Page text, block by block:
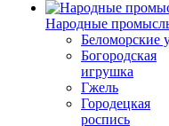
Народные
Беломорские
Богородская
игрушка
Гжель
Городецкая
роспись